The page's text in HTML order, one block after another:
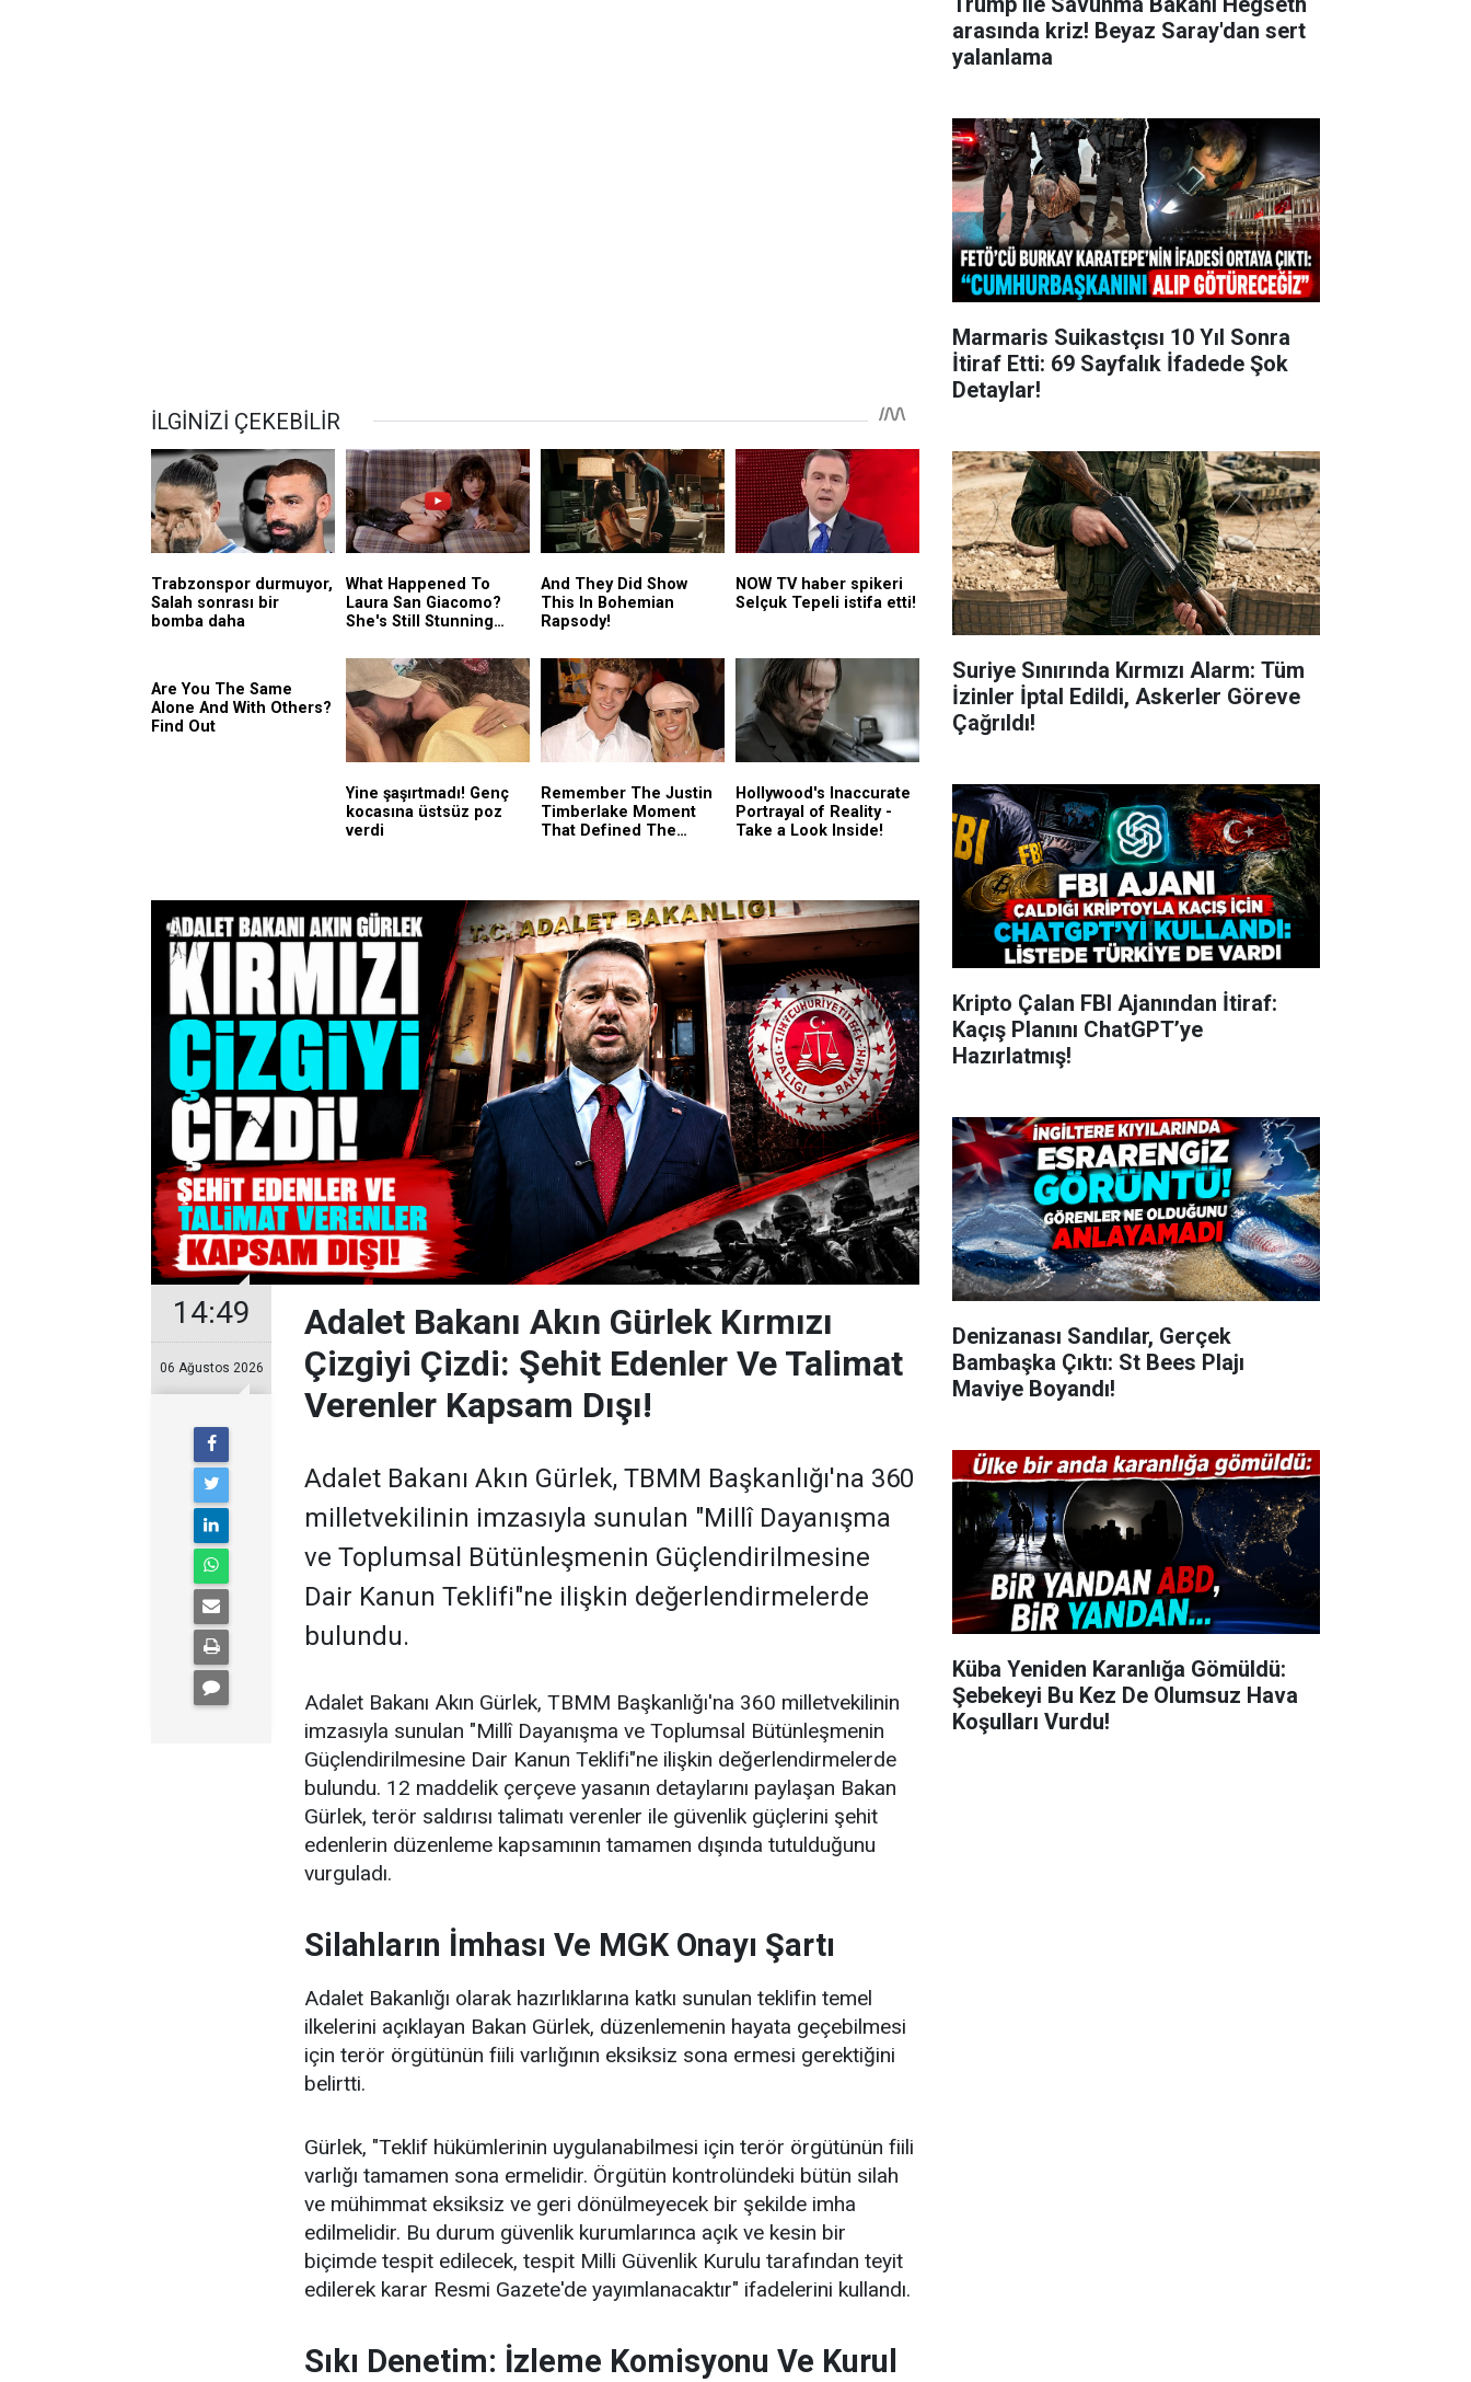
14:49
06 Ağustos 2026
Adalet Bakanı Akın Gürlek Kırmızı
Çizgiyi Çizdi: Şehit Edenler Ve Talimat
Verenler Kapsam Dışı!
Adalet Bakanı Akın Gürlek, TBMM Başkanlığı'na 360
milletvekilinin imzasıyla sunulan "Millî Dayanışma
ve Toplumsal Bütünleşmenin Güçlendirilmesine
Dair Kanun Teklifi"ne ilişkin değerlendirmelerde
bulundu.
Adalet Bakanı Akın Gürlek, TBMM Başkanlığı'na 360 milletvekilinin
imzasıyla sunulan "Millî Dayanışma ve Toplumsal Bütünleşmenin
Güçlendirilmesine Dair Kanun Teklifi"ne ilişkin değerlendirmelerde
bulundu. 12 maddelik çerçeve yasanın detaylarını paylaşan Bakan
Gürlek, terör saldırısı talimatı verenler ile güvenlik güçlerini şehit
edenlerin düzenleme kapsamının tamamen dışında tutulduğunu
vurguladı.
Silahların İmhası Ve MGK Onayı Şartı
Adalet Bakanlığı olarak hazırlıklarına katkı sunulan teklifin temel
ilkelerini açıklayan Bakan Gürlek, düzenlemenin hayata geçebilmesi
için terör örgütünün fiili varlığının eksiksiz sona ermesi gerektiğini
belirtti.
Gürlek, "Teklif hükümlerinin uygulanabilmesi için terör örgütünün fiili
varlığı tamamen sona ermelidir. Örgütün kontrolündeki bütün silah
ve mühimmat eksiksiz ve geri dönülmeyecek bir şekilde imha
edilmelidir. Bu durum güvenlik kurumlarınca açık ve kesin bir
biçimde tespit edilecek, tespit Milli Güvenlik Kurulu tarafından teyit
edilerek karar Resmi Gazete'de yayımlanacaktır" ifadelerini kullandı.
Sıkı Denetim: İzleme Komisyonu Ve Kurul
arasında kriz! Beyaz Saray'dan sert
yalanlama
Marmaris Suikastçısı 10 Yıl Sonra
İtiraf Etti: 69 Sayfalık İfadede Şok
Detaylar!
Suriye Sınırında Kırmızı Alarm: Tüm
İzinler İptal Edildi, Askerler Göreve
Çağrıldı!
Kripto Çalan FBI Ajanından İtiraf:
Kaçış Planını ChatGPT’ye
Hazırlatmış!
Denizanası Sandılar, Gerçek
Bambaşka Çıktı: St Bees Plajı
Maviye Boyandı!
Küba Yeniden Karanlığa Gömüldü:
Şebekeyi Bu Kez De Olumsuz Hava
Koşulları Vurdu!